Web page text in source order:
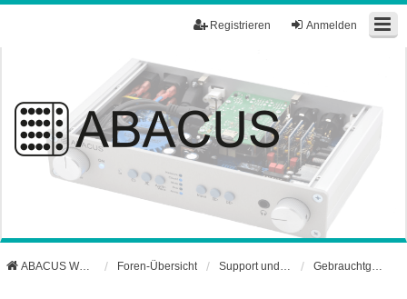
Anmelden
Registrieren
ABACUS Webseite Foren-Übersicht